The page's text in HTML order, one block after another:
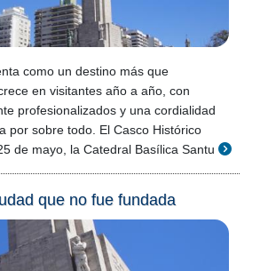
como un destino más que
en visitantes año a año, con
profesionalizados y una cordialidad
por sobre todo. El Casco Histórico
de mayo, la Catedral Basílica Santu
que no fue fundada